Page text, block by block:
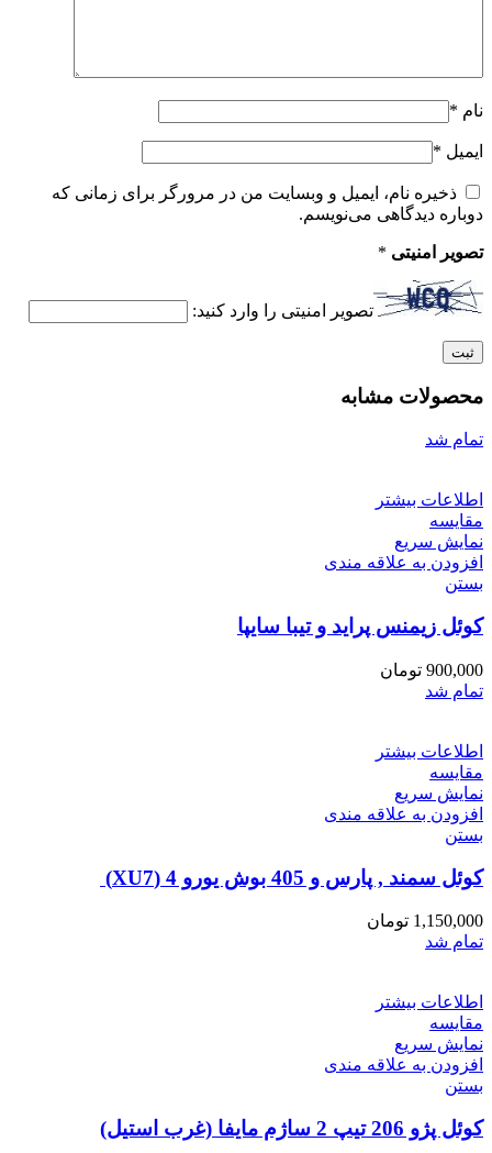
نام *
ایمیل *
ذخیره نام، ایمیل و وبسایت من در مرورگر برای زمانی که
دوباره دیدگاهی می‌نویسم.
تصویر امنیتی *
تصویر امنیتی را وارد کنید:
محصولات مشابه
تمام شد
اطلاعات بیشتر
مقایسه
نمایش سریع
افزودن به علاقه مندی
بستن
کوئل زیمنس پراید و تیبا سایپا
900,000 تومان
تمام شد
اطلاعات بیشتر
مقایسه
نمایش سریع
افزودن به علاقه مندی
بستن
کوئل سمند , پارس و 405 بوش یورو 4 (XU7)
1,150,000 تومان
تمام شد
اطلاعات بیشتر
مقایسه
نمایش سریع
افزودن به علاقه مندی
بستن
کوئل پژو 206 تیپ 2 ساژم مایفا (غرب استیل)